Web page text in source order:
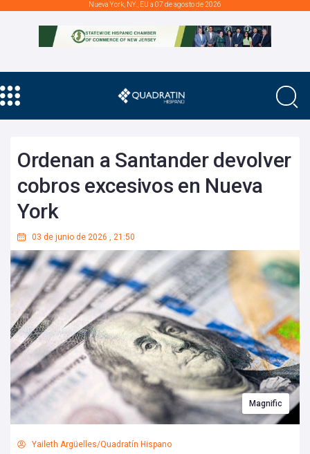
Nueva York, NY., EU a 07 de agosto de 2026
Ordenan a Santander devolver
cobros excesivos en Nueva
York
03 de junio de 2026 , 21:50
Magnific
Yaileth Argüelles/Quadratín Hispano